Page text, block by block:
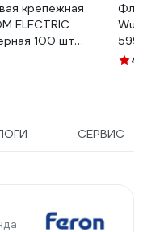
крепежная
ELECTRIC
100 шт
Wurth
4.3
СЕРВИС